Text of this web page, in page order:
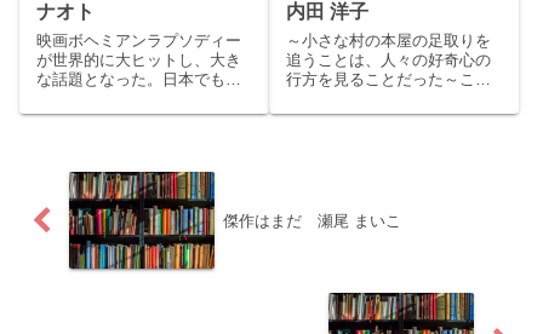
ナオト
映画ボヘミアンラプソディー
が世界的に大ヒットし、大き
な話題となった。日本でも桁
位の興行収入を記録した。も
んの着信音もQUEENだったり
した。TV放映の時はtw...
内田 洋子
～小さな村の本屋の足取りを
追うことは、人々の好奇心の
行方を見ることだった～こん
はYahoo! ニュース本屋大賞
傑作はまだ 瀬尾 まいこ